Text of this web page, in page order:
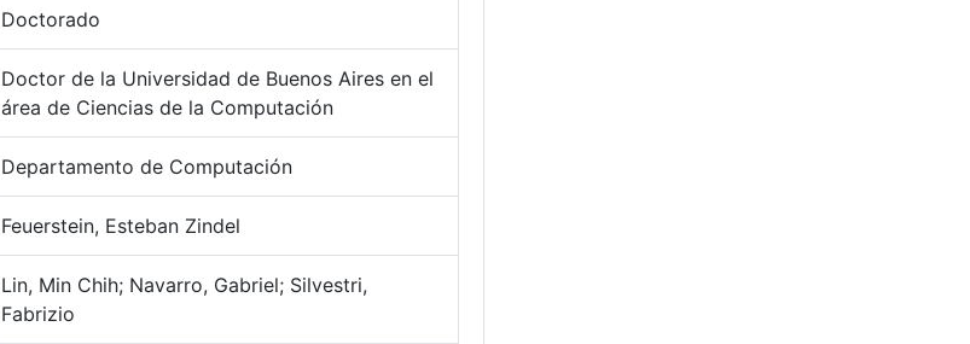
Doctorado
Doctor de la Universidad de Buenos Aires en el
área de Ciencias de la Computación
Departamento de Computación
Feuerstein, Esteban Zindel
Lin, Min Chih; Navarro, Gabriel; Silvestri,
Fabrizio